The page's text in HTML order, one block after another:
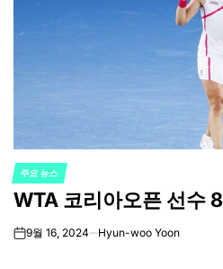
POSTED
IN
주요 뉴스
WTA 코리아오픈 선수
on9월 16, 2024 Hyun-woo Yoon